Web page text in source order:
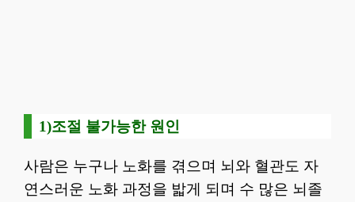
1)조절 불가능한 원인
사람은 누구나 노화를 겪으며 뇌와 혈관도 자
연스러운 노화 과정을 밟게 되며 수 많은 뇌졸